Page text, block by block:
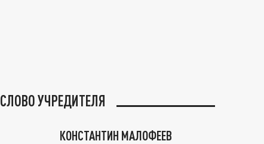
СЛОВО УЧРЕДИТЕЛЯ
КОНСТАНТИН МАЛОФЕЕВ